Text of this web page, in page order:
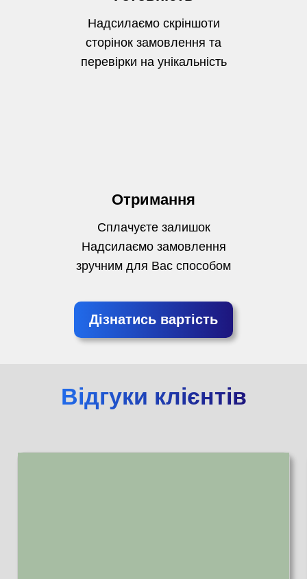
Надсилаємо скріншоти
сторінок замовлення та
перевірки на унікальність
Отримання
Сплачуєте залишок
Надсилаємо замовлення
зручним для Вас способом
Дізнатись вартість
Відгуки клієнтів